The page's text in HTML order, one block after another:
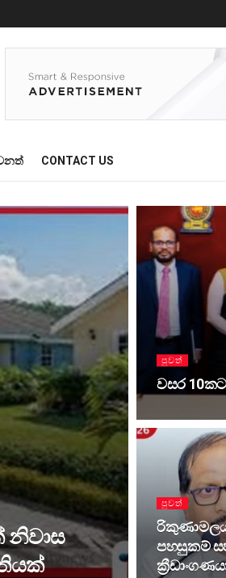
CONTACT US
නිවාස
පුවත්
වසර
පුවත්
පහසුකම්